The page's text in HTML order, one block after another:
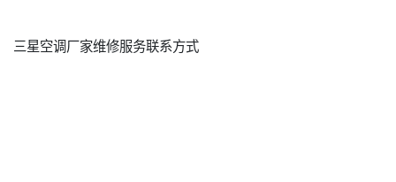
三星空调厂家维修服务联系方式